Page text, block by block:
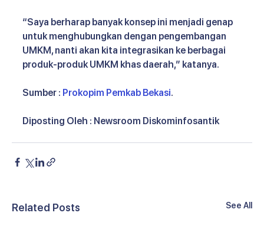
“Saya berharap banyak konsep ini menjadi genap
untuk menghubungkan dengan pengembangan
UMKM, nanti akan kita integrasikan ke berbagai
produk-produk UMKM khas daerah,” katanya.
Sumber : Prokopim Pemkab Bekasi.
Diposting Oleh : Newsroom Diskominfosantik
Related Posts See All